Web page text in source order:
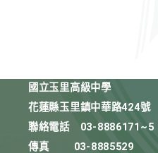
國立玉里高級中學
花蓮縣玉里鎮中華路424號
聯絡電話
03-8886171~5
傳真
03-8885529